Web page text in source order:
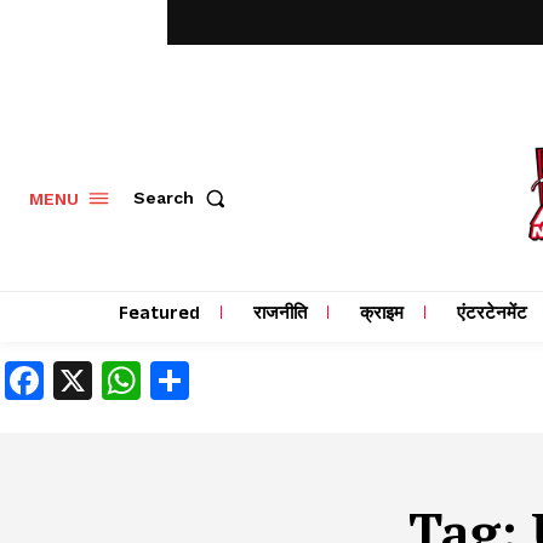
MENU Search
Featured राजनीति क्राइम एंटरटेनमेंट
Facebook
X WhatsApp